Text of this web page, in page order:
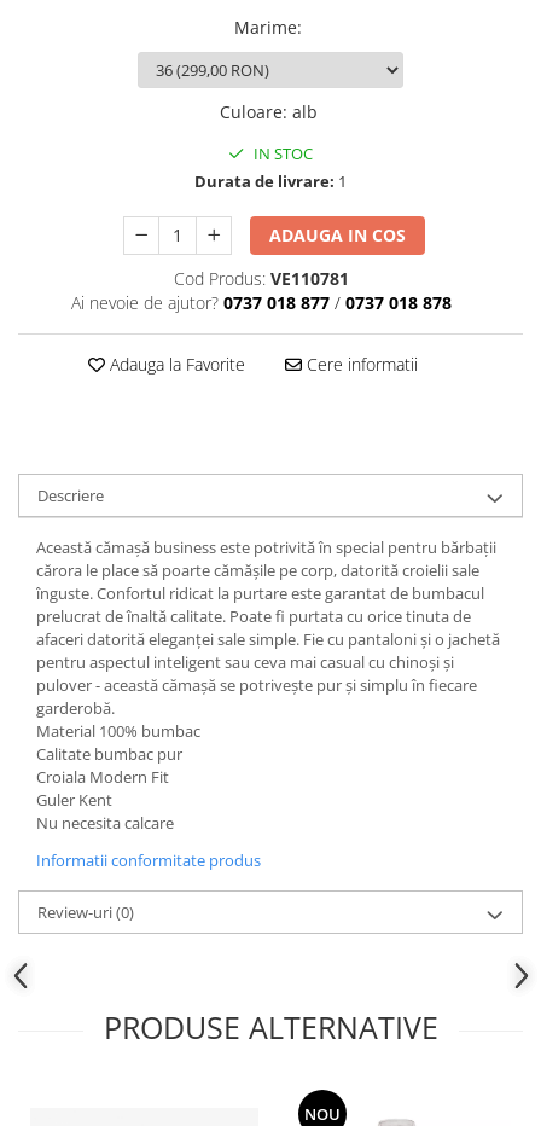
Marime:
Culoare: alb
IN STOC
Durata de livrare: 1
ADAUGA IN COS
Cod Produs: VE110781
Ai nevoie de ajutor? 0737 018 877 / 0737 018 878
Adauga la Favorite Cere informatii
Descriere
Această cămașă business este potrivită în special pentru bărbații
cărora le place să poarte cămășile pe corp, datorită croielii sale
înguste. Confortul ridicat la purtare este garantat de bumbacul
prelucrat de înaltă calitate. Poate fi purtata cu orice tinuta de
afaceri datorită eleganței sale simple. Fie cu pantaloni și o jachetă
pentru aspectul inteligent sau ceva mai casual cu chinoși și
pulover - această cămașă se potrivește pur și simplu în fiecare
garderobă.
Material 100% bumbac
Calitate bumbac pur
Croiala Modern Fit
Guler Kent
Nu necesita calcare
Informatii conformitate produs
Review-uri(0)
PRODUSE ALTERNATIVE
NOU